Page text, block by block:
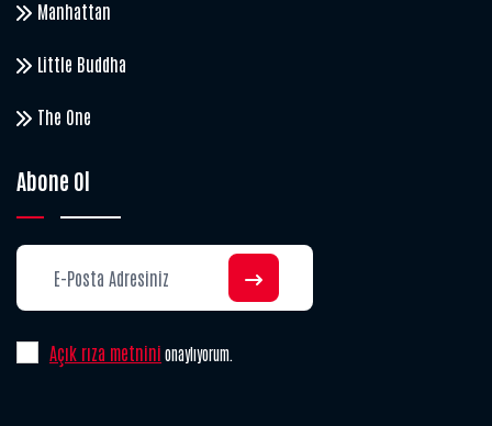
Manhattan
Little Buddha
The One
Abone Ol
Açık rıza metnini onaylıyorum.